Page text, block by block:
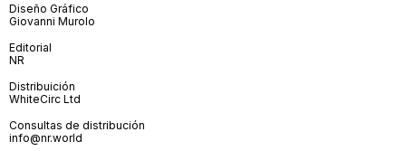
Diseño Gráfico
Giovanni Murolo
Editorial
NR
Distribuición
WhiteCirc Ltd
Consultas de distribución
info@nr.world